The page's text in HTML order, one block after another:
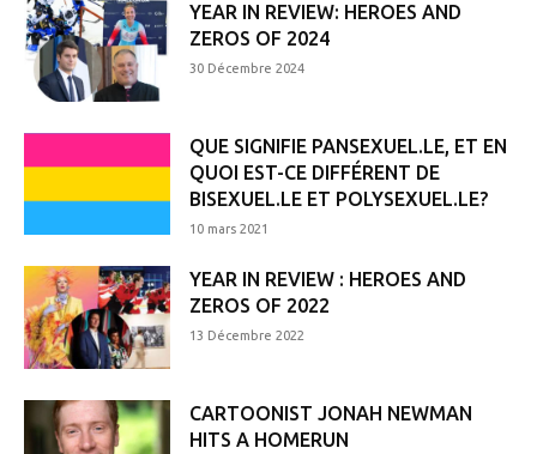
YEAR IN REVIEW: HEROES AND
ZEROS OF 2024
30 Décembre 2024
QUE SIGNIFIE PANSEXUEL.LE, ET EN
QUOI EST-CE DIFFÉRENT DE
BISEXUEL.LE ET POLYSEXUEL.LE?
10 mars 2021
YEAR IN REVIEW : HEROES AND
ZEROS OF 2022
13 Décembre 2022
CARTOONIST JONAH NEWMAN
HITS A HOMERUN